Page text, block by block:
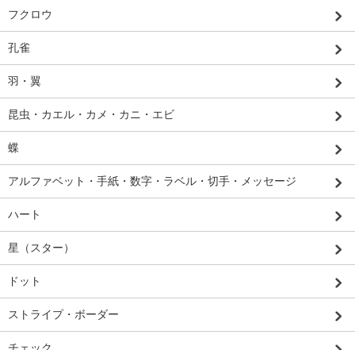
フクロウ
孔雀
羽・翼
昆虫・カエル・カメ・カニ・エビ
蝶
アルファベット・手紙・数字・ラベル・切手・メッセージ
ハート
星（スター）
ドット
ストライプ・ボーダー